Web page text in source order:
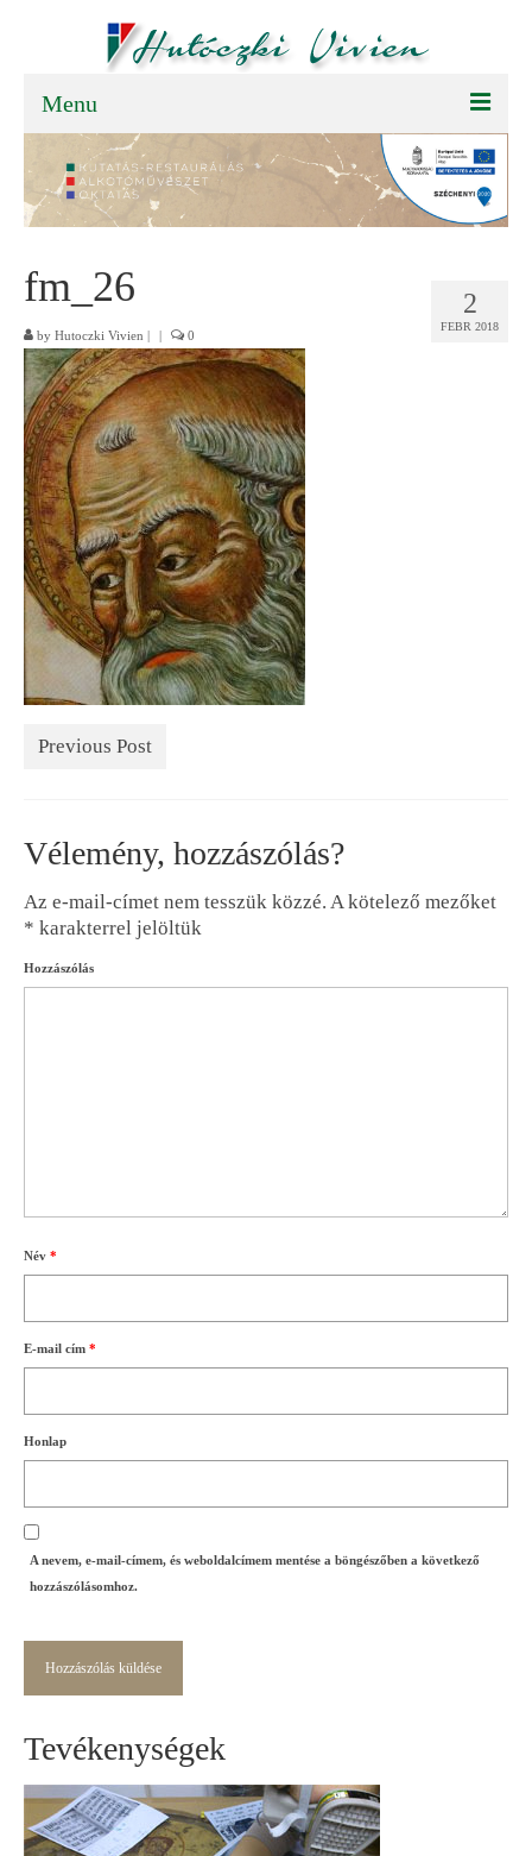
Menu
FŐOLDAL
BEMUTATKOZÁS
PÁLYÁZAT
KAPCSOLAT
2
FEBR 2018
fm_26
by Hutoczki Vivien | | 0
Previous Post
Vélemény, hozzászólás?
Az e-mail-címet nem tesszük közzé. A kötelező mezőket
* karakterrel jelöltük
Hozzászólás
Név *
E-mail cím *
Honlap
A nevem, e-mail-címem, és weboldalcímem mentése a böngészőben a következő
hozzászólásomhoz.
Tevékenységek